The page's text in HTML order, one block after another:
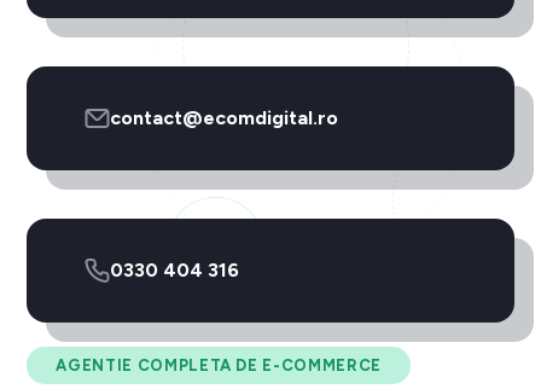
AGENTIE COMPLETA DE E-COMMERCE
contact@ecomdigital.ro
0330 404 316